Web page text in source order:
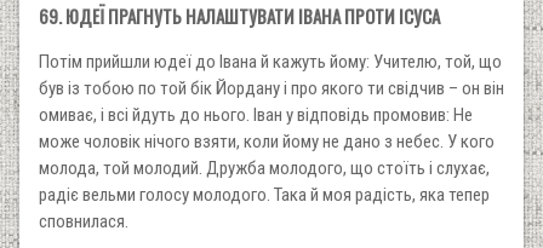
69. ЮДЕЇ ПРАГНУТЬ НАЛАШТУВАТИ ІВАНА ПРОТИ ІСУСА
Потім прийшли юдеї до Івана й кажуть йому: Учителю, той, що
був із тобою по той бік Йордану і про якого ти свідчив – он він
омиває, і всі йдуть до нього. Іван у відповідь промовив: Не
може чоловік нічого взяти, коли йому не дано з небес. У кого
молода, той молодий. Дружба молодого, що стоїть і слухає,
радіє вельми голосу молодого. Така й моя радість, яка тепер
сповнилася.